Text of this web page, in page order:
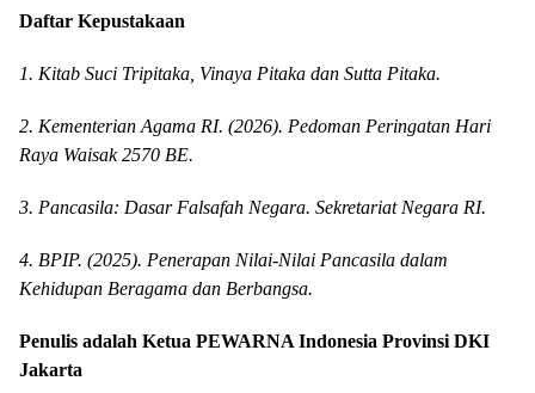
Daftar Kepustakaan
1. Kitab Suci Tripitaka, Vinaya Pitaka dan Sutta Pitaka.
2. Kementerian Agama RI. (2026). Pedoman Peringatan Hari
Raya Waisak 2570 BE.
3. Pancasila: Dasar Falsafah Negara. Sekretariat Negara RI.
4. BPIP. (2025). Penerapan Nilai-Nilai Pancasila dalam
Kehidupan Beragama dan Berbangsa.
Penulis adalah Ketua PEWARNA Indonesia Provinsi DKI
Jakarta